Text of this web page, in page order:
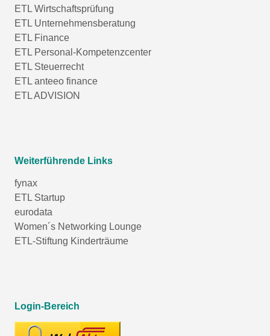
ETL Wirtschaftsprüfung
ETL Unternehmensberatung
ETL Finance
ETL Personal-Kompetenzcenter
ETL Steuerrecht
ETL anteeo finance
ETL ADVISION
Weiterführende Links
fynax
ETL Startup
eurodata
Women´s Networking Lounge
ETL-Stiftung Kinderträume
Login-Bereich